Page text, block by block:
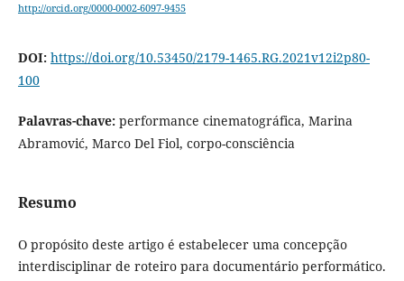
http://orcid.org/0000-0002-6097-9455
DOI: https://doi.org/10.53450/2179-1465.RG.2021v12i2p80-
100
Palavras-chave: performance cinematográfica, Marina
Abramović, Marco Del Fiol, corpo-consciência
Resumo
O propósito deste artigo é estabelecer uma concepção
interdisciplinar de roteiro para documentário performático.